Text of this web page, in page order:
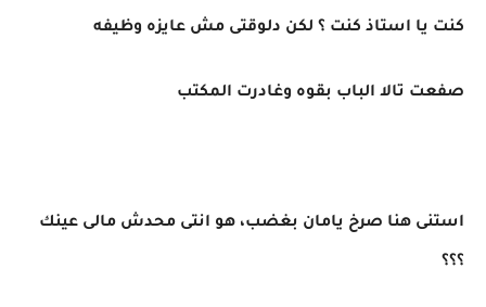
كنت يا استاذ كنت ؟ لكن دلوقتى مش عايزه وظيفه
صفعت تالا الباب بقوه وغادرت المكتب
استنى هنا صرخ يامان بغضب، هو انتى محدش مالى عينك
؟؟؟